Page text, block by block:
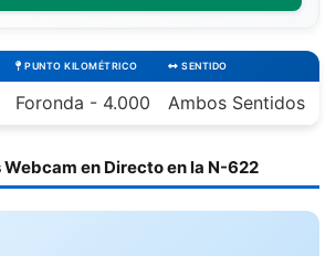
PUNTO KILOMÉTRICO SENTIDO
Foronda - 4.000 Ambos Sentidos
en Directo en la N-622